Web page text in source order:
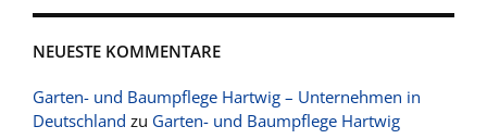
NEUESTE KOMMENTARE
Garten- und Baumpflege Hartwig – Unternehmen in
Deutschland zu Garten- und Baumpflege Hartwig